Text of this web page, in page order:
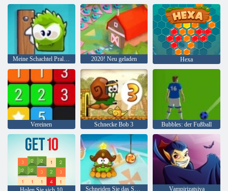
Meine Schachtel Pralinen 2020! Neu geladen Hexa
Vereinen Schnecke Bob 3 Bubbles: der Fußball
Schneiden Sie das Seil: Zeitreisen Vampirizatsiya